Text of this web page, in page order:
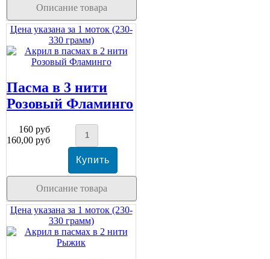
Описание товара
Цена указана за 1 моток (230-
330 грамм)
Пасма в 3 нити
Розовый Фламинго
160 руб
160,00 руб
Описание товара
Цена указана за 1 моток (230-
330 грамм)